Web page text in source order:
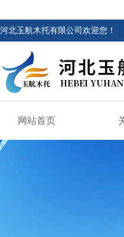
河北玉航木托有限公司欢迎您！
网站首页